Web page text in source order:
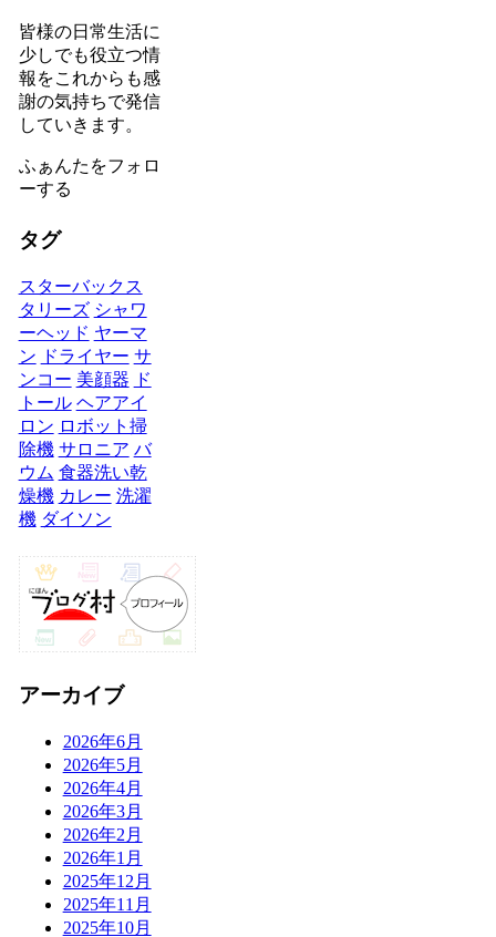
皆様の日常生活に
少しでも役立つ情
報をこれからも感
謝の気持ちで発信
していきます。
ふぁんたをフォロ
ーする
タグ
スターバックス
タリーズ シャワ
ーヘッド ヤーマ
ン ドライヤー サ
ンコー 美顔器 ド
トール ヘアアイ
ロン ロボット掃
除機 サロニア バ
ウム 食器洗い乾
燥機 カレー 洗濯
機 ダイソン
アーカイブ
2026年6月
2026年5月
2026年4月
2026年3月
2026年2月
2026年1月
2025年12月
2025年11月
2025年10月